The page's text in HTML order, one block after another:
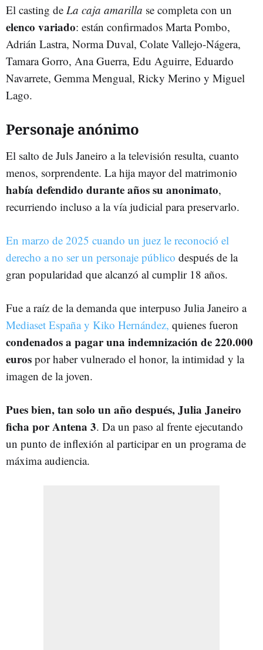
El casting de La caja amarilla se completa con un
elenco variado: están confirmados Marta Pombo,
Adrián Lastra, Norma Duval, Colate Vallejo-Nágera,
Tamara Gorro, Ana Guerra, Edu Aguirre, Eduardo
Navarrete, Gemma Mengual, Ricky Merino y Miguel
Lago.
Personaje anónimo
El salto de Juls Janeiro a la televisión resulta, cuanto
menos, sorprendente. La hija mayor del matrimonio
había defendido durante años su anonimato,
recurriendo incluso a la vía judicial para preservarlo.
En marzo de 2025 cuando un juez le reconoció el
derecho a no ser un personaje público después de la
gran popularidad que alcanzó al cumplir 18 años.
Fue a raíz de la demanda que interpuso Julia Janeiro a
Mediaset España y Kiko Hernández, quienes fueron
condenados a pagar una indemnización de 220.000
euros por haber vulnerado el honor, la intimidad y la
imagen de la joven.
Pues bien, tan solo un año después, Julia Janeiro
ficha por Antena 3. Da un paso al frente ejecutando
un punto de inflexión al participar en un programa de
máxima audiencia.